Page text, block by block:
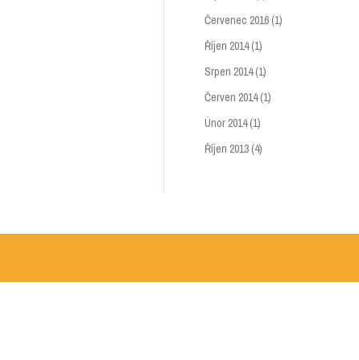
Červenec 2016 (1)
Říjen 2014(1)
Srpen 2014(1)
Červen 2014(1)
Únor 2014(1)
Říjen 2013 (4)